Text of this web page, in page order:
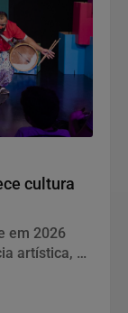
cultura
em 2026
artística, de
de